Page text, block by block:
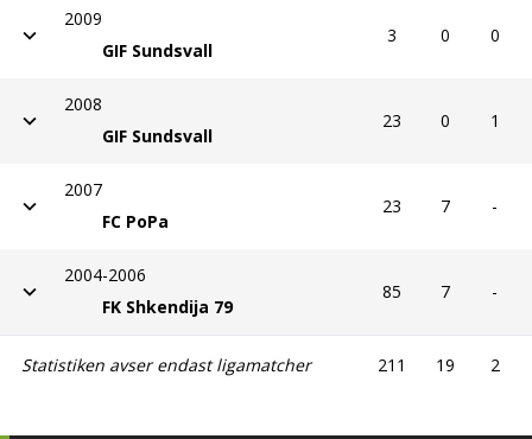
2009
GIF Sundsvall
3 0 0
2008
GIF Sundsvall
23 0 1
2007
FC PoPa
23 7 -
2004-2006
FK Shkendija 79
85 7 -
Statistiken avser endast ligamatcher 211 19 2